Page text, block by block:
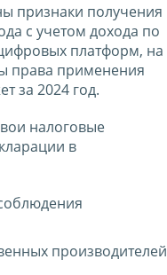
признаки получения
с учетом дохода по
платформ, на
права применения
за 2024 год.
налоговые
в
производителей